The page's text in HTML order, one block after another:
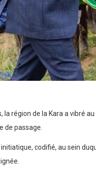
la région de la Kara a vibré
de passage.
initiatique, codifié, au sein